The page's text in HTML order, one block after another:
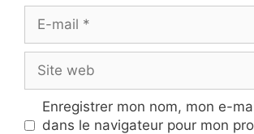
mail
web
Enregistrer mon nom, mon e-
dans le navigateur pour mon